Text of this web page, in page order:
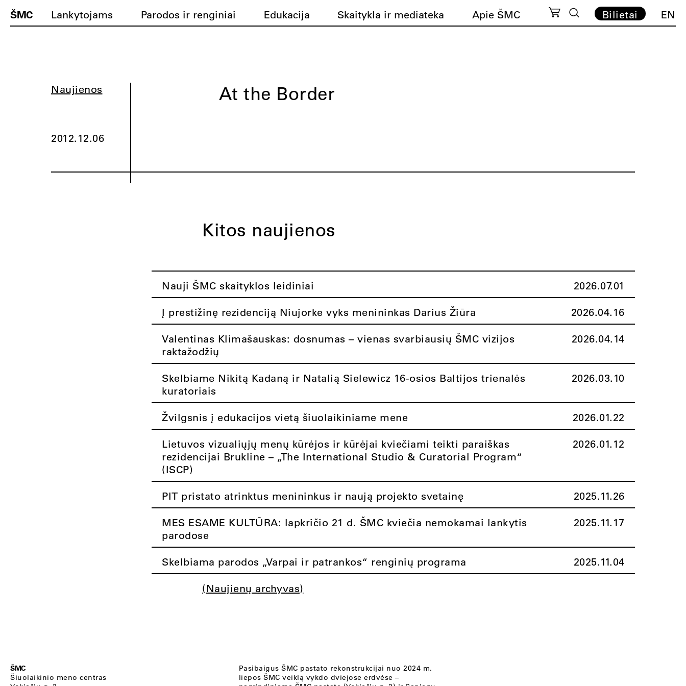
ŠMC Lankytojams Parodos ir renginiai Edukacija Skaitykla ir mediateka Apie ŠMC Bilietai EN
Naujienos
2012.12.06
At the Border
Kitos naujienos
Nauji ŠMC skaityklos leidiniai 2026.07.01
Į prestižinę rezidenciją Niujorke vyks menininkas Darius Žiūra 2026.04.16
Valentinas Klimašauskas: dosnumas – vienas svarbiausių ŠMC vizijos
raktažodžių
2026.04.14
Skelbiame Nikitą Kadaną ir Natalią Sielewicz 16-osios Baltijos trienalės
kuratoriais
2026.03.10
Žvilgsnis į edukacijos vietą šiuolaikiniame mene 2026.01.22
Lietuvos vizualiųjų menų kūrėjos ir kūrėjai kviečiami teikti paraiškas
rezidencijai Brukline – „The International Studio & Curatorial Program“
(ISCP)
2026.01.12
PIT pristato atrinktus menininkus ir naują projekto svetainę 2025.11.26
MES ESAME KULTŪRA: lapkričio 21 d. ŠMC kviečia nemokamai lankytis
parodose
2025.11.17
Skelbiama parodos „Varpai ir patrankos“ renginių programa 2025.11.04
(Naujienų archyvas)
ŠMC
Šiuolaikinio meno centras
Pasibaigus ŠMC pastato rekonstrukcijai nuo 2024 m.
liepos ŠMC veiklą vykdo dviejose erdvėse –